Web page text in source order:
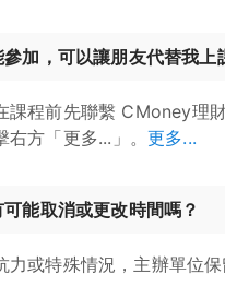
加，可以讓朋友代替我上
課程前先聯繫 CMoney理
方「更多...」。 更多...
能取消或更改時間嗎？
力或特殊情況，主辦單位